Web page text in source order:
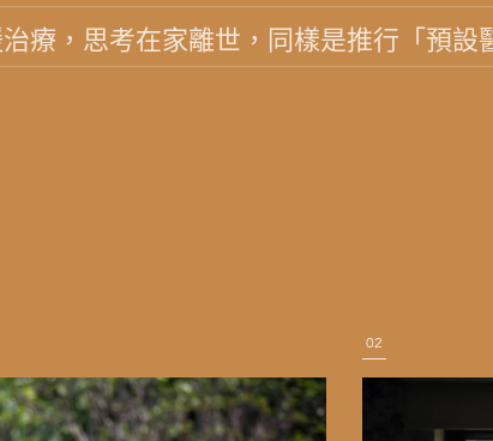
療，思考在家離世，同樣是推行「預設
02